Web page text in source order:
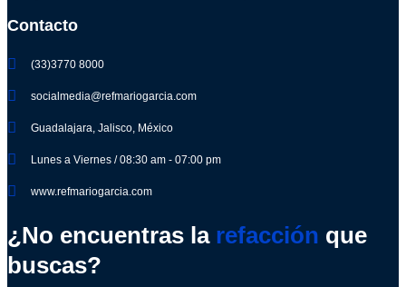
Contacto
(33)3770 8000
socialmedia@refmariogarcia.com
Guadalajara, Jalisco, México
Lunes a Viernes / 08:30 am - 07:00 pm
www.refmariogarcia.com
¿No encuentras la refacción que
buscas?